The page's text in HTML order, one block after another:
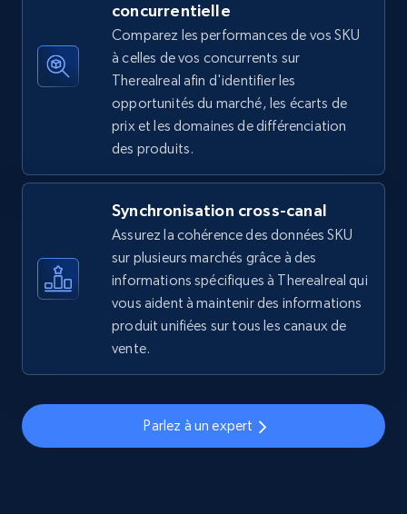
URL, Product id, Title, Seller name, Seller rating,
Seller reviews, Breadcrumbs, Root category, and
more.
eBay - Gather data on products using
specified keywords
URL, Product id, Title, Seller name, Seller rating,
Seller reviews, Breadcrumbs, Root category, and
more.
eBay - Collect products from shops on eBay
concurrentielle
Comparez les performances de vos SKU
à celles de vos concurrents sur
Therealreal afin d'identifier les
opportunités du marché, les écarts de
prix et les domaines de différenciation
des produits.
Synchronisation cross-canal
Assurez la cohérence des données SKU
sur plusieurs marchés grâce à des
informations spécifiques à Therealreal qui
vous aident à maintenir des informations
produit unifiées sur tous les canaux de
vente.
Parlez à un expert